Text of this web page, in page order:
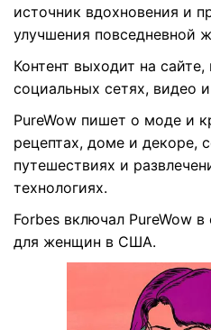
источник вдохновения и
улучшения повседневной
Контент выходит на
социальных сетях, видео
PureWow пишет о моде и
рецептах, доме и декоре,
путешествиях и
технологиях.
Forbes включал PureWow
для женщин в США.